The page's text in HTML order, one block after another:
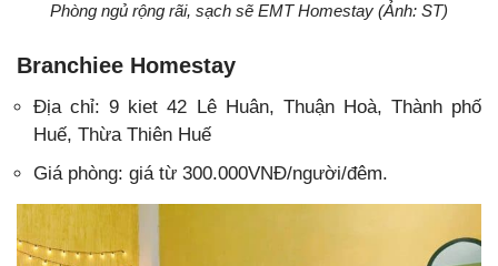
Phòng ngủ rộng rãi, sạch sẽ EMT Homestay (Ảnh: ST)
Branchiee Homestay
Địa chỉ:9 kiet 42 Lê Huân, Thuận Hoà, Thành phố
Huế, Thừa Thiên Huế
Giá phòng: giá từ 300.000VNĐ/người/đêm.